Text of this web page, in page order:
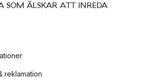
SOM ÄLSKAR ATT INREDA
reklamation